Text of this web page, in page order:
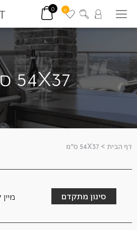
0
0
54X37 ס"מ
דף הבית > 54X37 ס"מ
סינון מתקדם